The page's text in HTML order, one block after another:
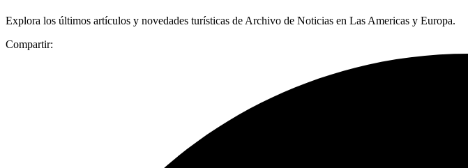
Explora los últimos artículos y novedades turísticas de Archivo de Noticias en Las Americas y Europa.
Compartir: